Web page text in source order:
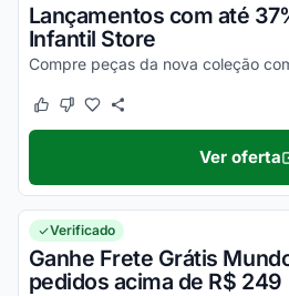
Lançamentos com até
Infantil Store
Este cupom funcionou
Este cupom não funcionou
Ver oferta
Verificado
Ganhe Frete Grátis
pedidos acima de R$ 249